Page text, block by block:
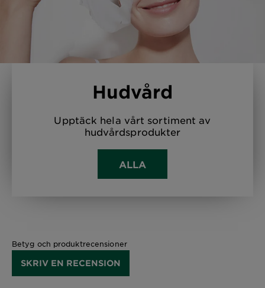
Hudvård
Upptäck hela vårt sortiment av
hudvårdsprodukter
ALLA
Betyg och produktrecensioner
SKRIV EN RECENSION